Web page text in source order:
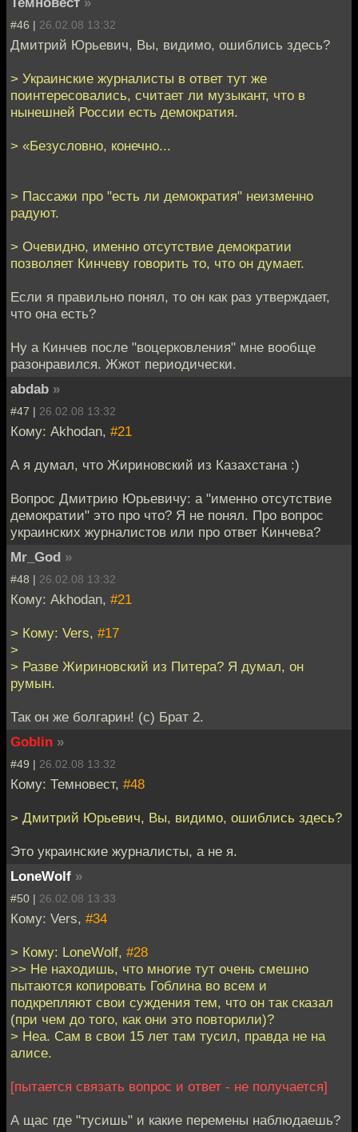
#46 | 26.02.08 13:32
Дмитрий Юрьевич, Вы, видимо, ошиблись здесь?
> Украинские журналисты в ответ тут же
поинтересовались, считает ли музыкант, что в
нынешней России есть демократия.
> «Безусловно, конечно...
> Пассажи про "есть ли демократия" неизменно
радуют.
> Очевидно, именно отсутствие демократии
позволяет Кинчеву говорить то, что он думает.
Если я правильно понял, то он как раз утверждает,
что она есть?
Ну а Кинчев после "воцерковления" мне вообще
разонравился. Жжот периодически.
abdab »
#47 | 26.02.08 13:32
Кому: Akhodan, #21
А я думал, что Жириновский из Казахстана :)
Вопрос Дмитрию Юрьевичу: а "именно отсутствие
демократии" это про что? Я не понял. Про вопрос
украинских журналистов или про ответ Кинчева?
Mr_God »
#48 | 26.02.08 13:32
Кому: Akhodan, #21
> Кому: Vers, #17
>
> Разве Жириновский из Питера? Я думал, он
румын.
Так он же болгарин! (с) Брат 2.
Goblin »
#49 | 26.02.08 13:32
Кому: Темновест, #48
> Дмитрий Юрьевич, Вы, видимо, ошиблись здесь?
Это украинские журналисты, а не я.
LoneWolf »
#50 | 26.02.08 13:33
Кому: Vers, #34
> Кому: LoneWolf, #28
>> Не находишь, что многие тут очень смешно
пытаются копировать Гоблина во всем и
подкрепляют свои суждения тем, что он так сказал
(при чем до того, как они это повторили)?
> Неа. Сам в свои 15 лет там тусил, правда не на
алисе.
[пытается связать вопрос и ответ - не получается]
А щас где "тусишь" и какие перемены наблюдаешь?